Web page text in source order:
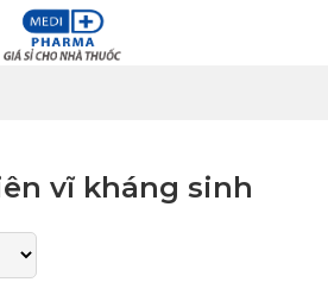
vĩ kháng sinh